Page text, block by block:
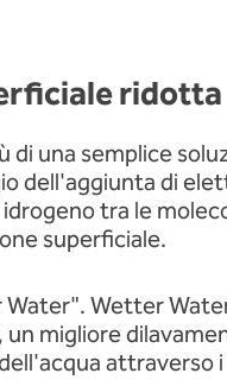
ridotta
una semplice
dell'aggiunta di
tra le
superficiale.
Wetter
un migliore
attraverso